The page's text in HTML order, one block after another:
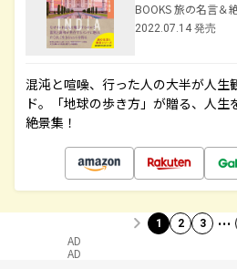
BOOKS 旅の名言＆
2022.07.14 発売
混沌と喧噪、行った人の大半が人生
ド。「地球の歩き方」が贈る、人
絶景集！
1 2 3 …
AD
AD